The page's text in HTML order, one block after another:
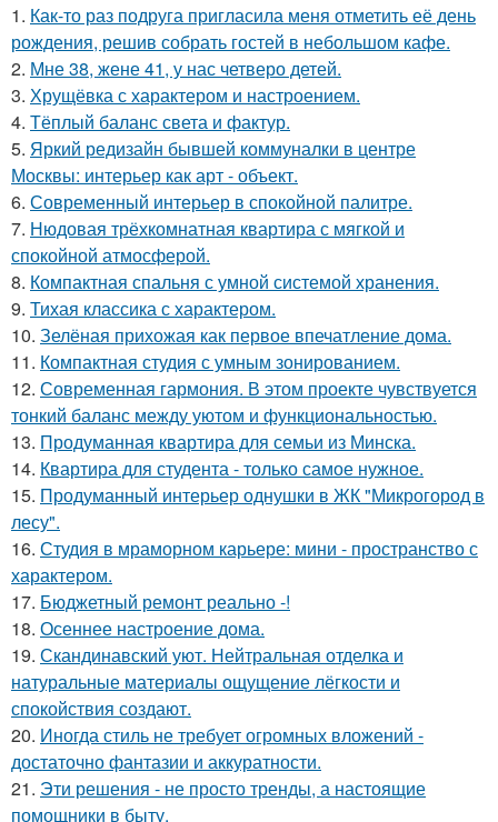
1. Как-то раз подруга пригласила меня отметить её день
рождения, решив собрать гостей в небольшом кафе.
2. Мне 38, жене 41, у нас четверо детей.
3. Хрущёвка с характером и настроением.
4. Тёплый баланс света и фактур.
5. Яркий редизайн бывшей коммуналки в центре
Москвы: интерьер как арт - объект.
6. Современный интерьер в спокойной палитре.
7. Нюдовая трёхкомнатная квартира с мягкой и
спокойной атмосферой.
8. Компактная спальня с умной системой хранения.
9. Тихая классика с характером.
10. Зелёная прихожая как первое впечатление дома.
11. Компактная студия с умным зонированием.
12. Современная гармония. В этом проекте чувствуется
тонкий баланс между уютом и функциональностью.
13. Продуманная квартира для семьи из Минска.
14. Квартира для студента - только самое нужное.
15. Продуманный интерьер однушки в ЖК "Микрогород в
лесу".
16. Студия в мраморном карьере: мини - пространство с
характером.
17. Бюджетный ремонт реально -!
18. Осеннее настроение дома.
19. Скандинавский уют. Нейтральная отделка и
натуральные материалы ощущение лёгкости и
спокойствия создают.
20. Иногда стиль не требует огромных вложений -
достаточно фантазии и аккуратности.
21. Эти решения - не просто тренды, а настоящие
помощники в быту.